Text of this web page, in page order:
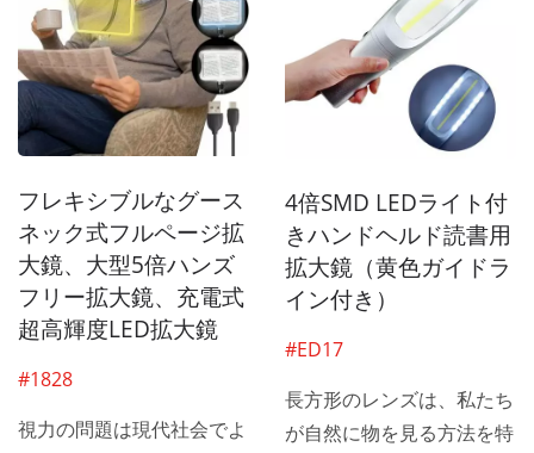
フレキシブルなグース
ネック式フルページ拡
大鏡、大型5倍ハンズ
フリー拡大鏡、充電式
超高輝度LED拡大鏡
#1828
視力の問題は現代社会でよ
4倍SMD LEDライト付
きハンドヘルド読書用
拡大鏡（黄色ガイドラ
イン付き）
#ED17
長方形のレンズは、私たち
が自然に物を見る方法を特